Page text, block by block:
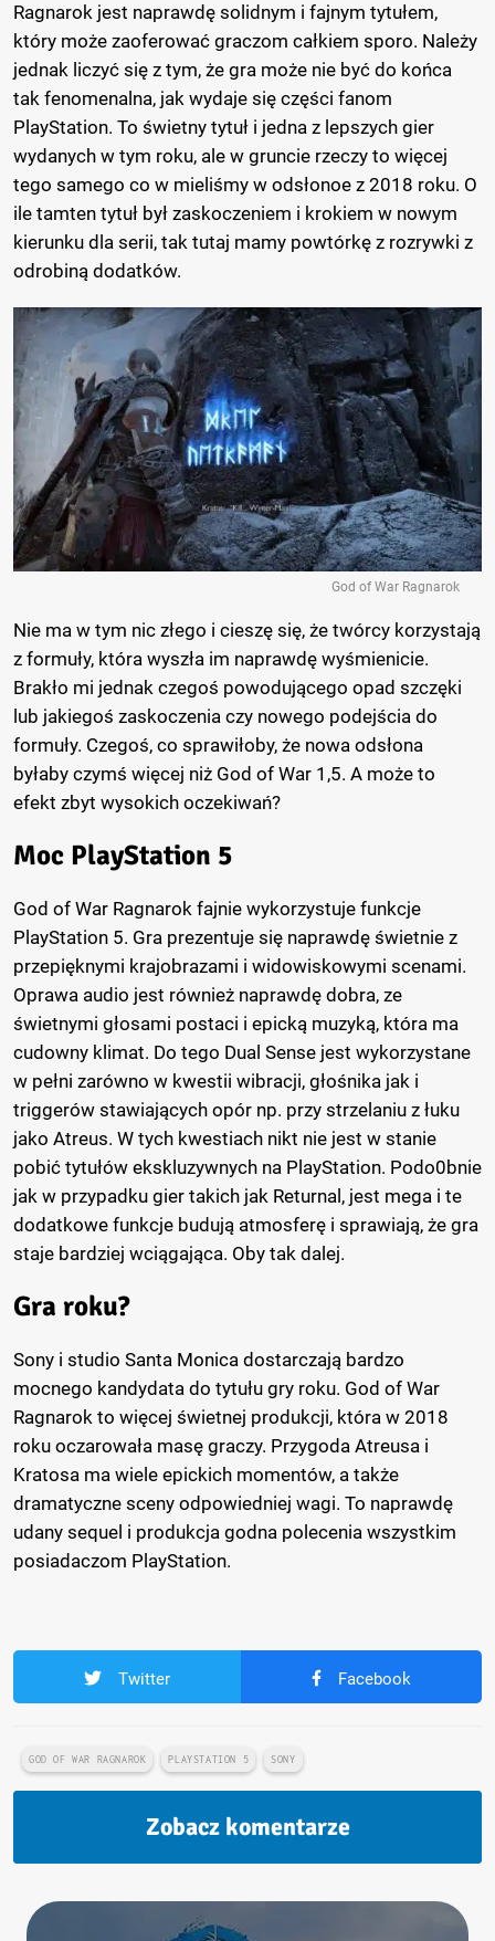
Ragnarok jest naprawdę solidnym i fajnym tytułem,
który może zaoferować graczom całkiem sporo. Należy
jednak liczyć się z tym, że gra może nie być do końca
tak fenomenalna, jak wydaje się części fanom
PlayStation. To świetny tytuł i jedna z lepszych gier
wydanych w tym roku, ale w gruncie rzeczy to więcej
tego samego co w mieliśmy w odsłonoe z 2018 roku. O
ile tamten tytuł był zaskoczeniem i krokiem w nowym
kierunku dla serii, tak tutaj mamy powtórkę z rozrywki z
odrobiną dodatków.
God of War Ragnarok
Nie ma w tym nic złego i cieszę się, że twórcy korzystają
z formuły, która wyszła im naprawdę wyśmienicie.
Brakło mi jednak czegoś powodującego opad szczęki
lub jakiegoś zaskoczenia czy nowego podejścia do
formuły. Czegoś, co sprawiłoby, że nowa odsłona
byłaby czymś więcej niż God of War 1,5. A może to
efekt zbyt wysokich oczekiwań?
Moc PlayStation 5
God of War Ragnarok fajnie wykorzystuje funkcje
PlayStation 5. Gra prezentuje się naprawdę świetnie z
przepięknymi krajobrazami i widowiskowymi scenami.
Oprawa audio jest również naprawdę dobra, ze
świetnymi głosami postaci i epicką muzyką, która ma
cudowny klimat. Do tego Dual Sense jest wykorzystane
w pełni zarówno w kwestii wibracji, głośnika jak i
triggerów stawiających opór np. przy strzelaniu z łuku
jako Atreus. W tych kwestiach nikt nie jest w stanie
pobić tytułów ekskluzywnych na PlayStation. Podo0bnie
jak w przypadku gier takich jak Returnal, jest mega i te
dodatkowe funkcje budują atmosferę i sprawiają, że gra
staje bardziej wciągająca. Oby tak dalej.
Gra roku?
Sony i studio Santa Monica dostarczają bardzo
mocnego kandydata do tytułu gry roku. God of War
Ragnarok to więcej świetnej produkcji, która w 2018
roku oczarowała masę graczy. Przygoda Atreusa i
Kratosa ma wiele epickich momentów, a także
dramatyczne sceny odpowiedniej wagi. To naprawdę
udany sequel i produkcja godna polecenia wszystkim
posiadaczom PlayStation.
Twitter Facebook
GOD OF WAR RAGNAROK PLAYSTATION 5 SONY
Zobacz komentarze